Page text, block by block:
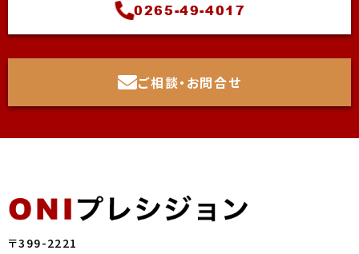
0265-49-4017
ご相談・お問合せ
〒399-2221